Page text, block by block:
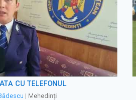
CU TELEFONUL
| Mehedinți